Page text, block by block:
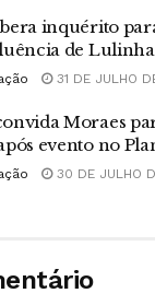
inquérito
de Lulinha
31 DE JULHO
Moraes
evento no
30 DE JULHO